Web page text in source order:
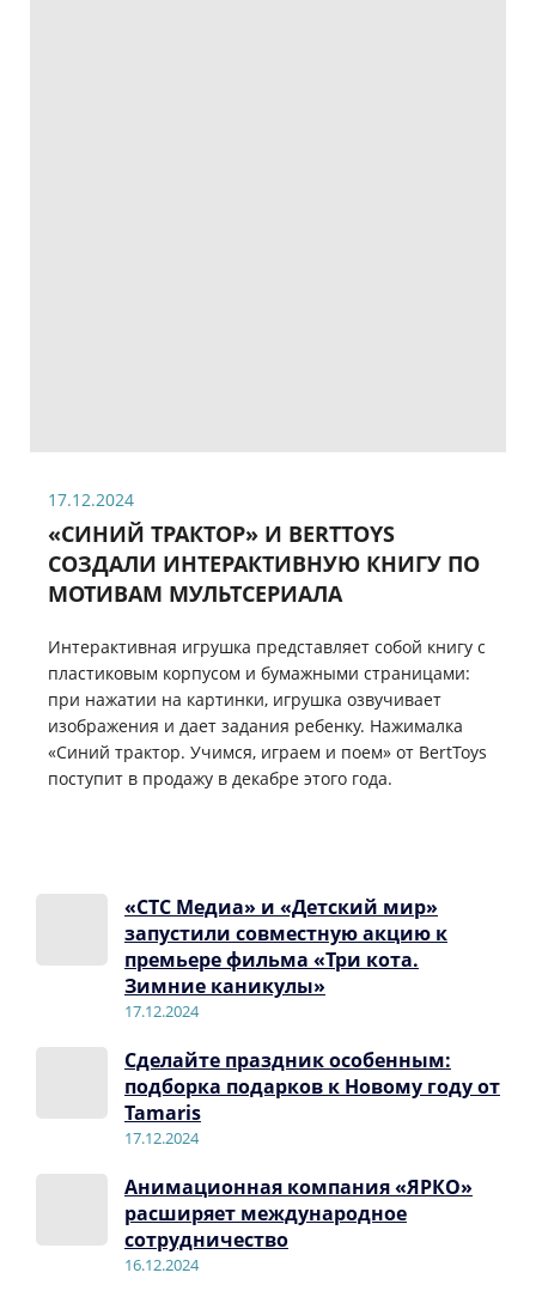
17.12.2024
«СИНИЙ ТРАКТОР» И BERTTOYS
СОЗДАЛИ ИНТЕРАКТИВНУЮ КНИГУ ПО
МОТИВАМ МУЛЬТСЕРИАЛА
Интерактивная игрушка представляет собой книгу с
пластиковым корпусом и бумажными страницами:
при нажатии на картинки, игрушка озвучивает
изображения и дает задания ребенку. Нажималка
«Синий трактор. Учимся, играем и поем» от BertToys
поступит в продажу в декабре этого года.
«СТС Медиа» и «Детский мир»
запустили совместную акцию к
премьере фильма «Три кота.
Зимние каникулы»
17.12.2024
Сделайте праздник особенным:
подборка подарков к Новому году от
Tamaris
17.12.2024
Анимационная компания «ЯРКО»
расширяет международное
сотрудничество
16.12.2024